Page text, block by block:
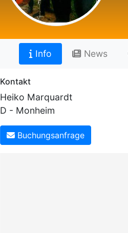
Info News
Kontakt
Heiko Marquardt
D - Monheim
Buchungsanfrage